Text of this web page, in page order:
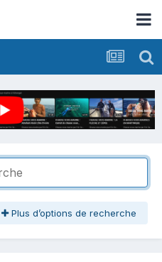
Plus d’options de recherche